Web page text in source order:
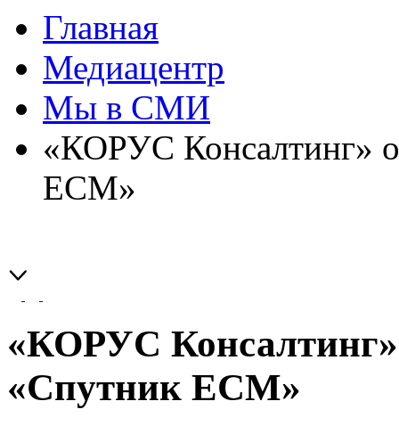
Главная
Медиацентр
Мы в СМИ
«КОРУС Консалтинг»
ЕСМ»
«КОРУС
«Спутник ЕСМ»